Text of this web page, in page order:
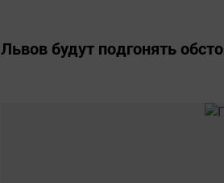
Львов будут подгонять